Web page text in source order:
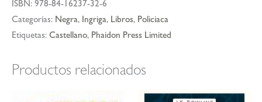
ISBN: 978-84-16237-32-6
Categorías: Negra, Ingriga, Libros, Policiaca
Etiquetas: Castellano, Phaidon Press Limited
Productos relacionados